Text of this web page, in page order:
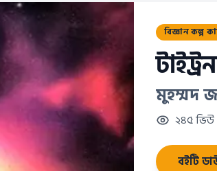
বিজ্ঞান কল্প
মুহম্মদ
২৪৫ ভিউ
বইটি